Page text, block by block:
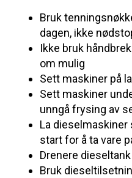
Bruk
dagen, ikke
Ikke bruk
om mulig
Sett maskiner på
Sett maskiner
unngå frysing av
La
start for å ta vare
Drenere
Bruk